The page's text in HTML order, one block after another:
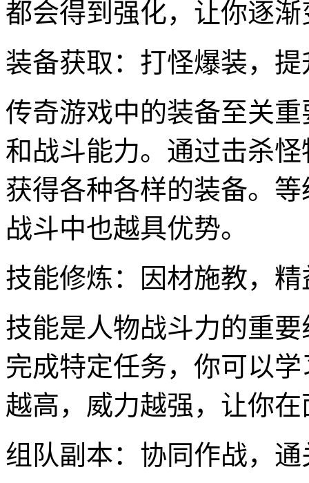
都会得到强化，让你逐
装备获取：打怪爆装，提
传奇游戏中的装备至关
和战斗能力。通过击杀
获得各种各样的装备。
战斗中也越具优势。
技能修炼：因材施教，精
技能是人物战斗力的重
完成特定任务，你可以
越高，威力越强，让你
组队副本：协同作战，通